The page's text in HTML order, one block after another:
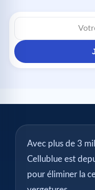
Avec plus de 3
Cellublue est
pour éliminer la